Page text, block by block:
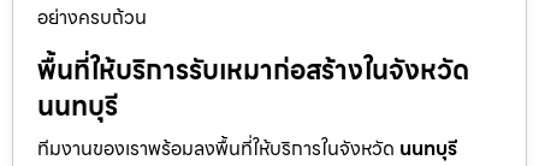
อย่างครบถ้วน
พื้นที่ให้บริการรับเหมาก่อสร้างในจังหวัด
นนทบุรี
ทีมงานของเราพร้อมลงพื้นที่ให้บริการในจังหวัด นนทบุรี